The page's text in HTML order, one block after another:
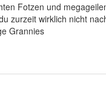
Fotzen und
zurzeit wirklich nicht
Grannies